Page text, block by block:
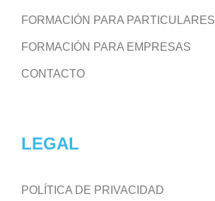
FORMACIÓN PARA PARTICULARES
FORMACIÓN PARA EMPRESAS
CONTACTO
LEGAL
POLÍTICA DE PRIVACIDAD